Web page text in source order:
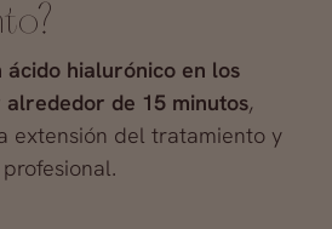
hialurónico en los
de 15 minutos,
extensión del tratamiento y